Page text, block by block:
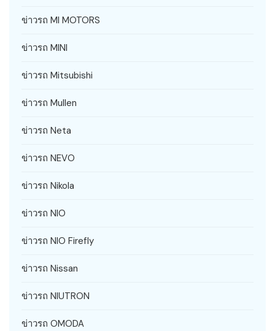
ข่าวรถ MI MOTORS
ข่าวรถ MINI
ข่าวรถ Mitsubishi
ข่าวรถ Mullen
ข่าวรถ Neta
ข่าวรถ NEVO
ข่าวรถ Nikola
ข่าวรถ NIO
ข่าวรถ NIO Firefly
ข่าวรถ Nissan
ข่าวรถ NIUTRON
ข่าวรถ OMODA